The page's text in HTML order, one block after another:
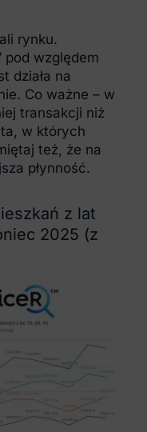
rynku.
pod względem
działa na
Co ważne – w
transakcji niż
w których
też, że na
płynność.
z lat
2025 (z